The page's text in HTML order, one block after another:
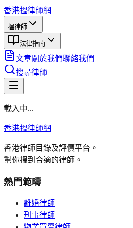
香港搵律師網
搵律師
法律指南
文章關於我們聯絡我們
搜尋律師
載入中...
香港搵律師網
香港律師目錄及評價平台。
幫你搵到合適的律師。
熱門範疇
離婚律師
刑事律師